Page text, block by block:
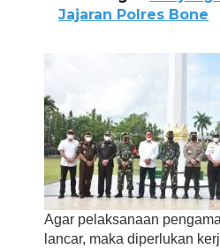
Jajaran Polres Bone
Agar pelaksanaan
lancar, maka diperlukan